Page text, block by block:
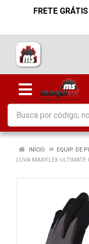
FRETE
INÍCIO
EQUIP. DE
LUVA MAXIFLEX ULTIMATE